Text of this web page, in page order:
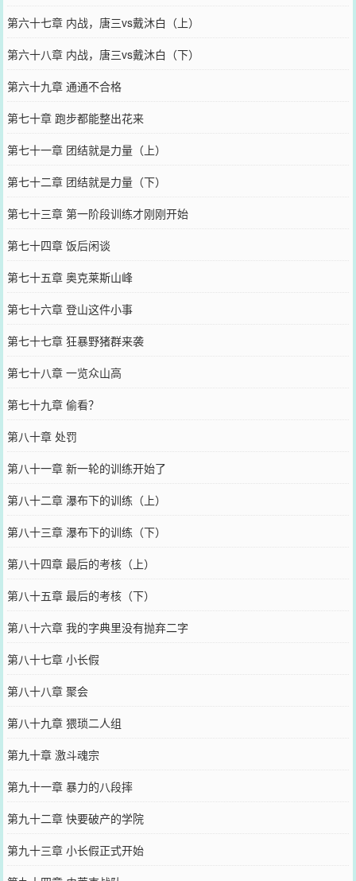
第六十七章 内战，唐三vs戴沐白（上）
第六十八章 内战，唐三vs戴沐白（下）
第六十九章 通通不合格
第七十章 跑步都能整出花来
第七十一章 团结就是力量（上）
第七十二章 团结就是力量（下）
第七十三章 第一阶段训练才刚刚开始
第七十四章 饭后闲谈
第七十五章 奥克莱斯山峰
第七十六章 登山这件小事
第七十七章 狂暴野猪群来袭
第七十八章 一览众山高
第七十九章 偷看？
第八十章 处罚
第八十一章 新一轮的训练开始了
第八十二章 瀑布下的训练（上）
第八十三章 瀑布下的训练（下）
第八十四章 最后的考核（上）
第八十五章 最后的考核（下）
第八十六章 我的字典里没有抛弃二字
第八十七章 小长假
第八十八章 聚会
第八十九章 猥琐二人组
第九十章 激斗魂宗
第九十一章 暴力的八段摔
第九十二章 快要破产的学院
第九十三章 小长假正式开始